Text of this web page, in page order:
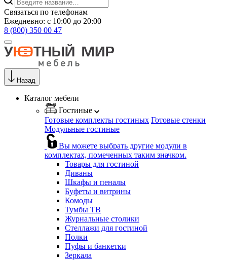
Связаться по телефонам
Ежедневно: с 10:00 до 20:00
8 (800) 350 00 47
Назад
Каталог мебели
Гостиные
Готовые комплекты гостиных Готовые стенки
Модульные гостиные
Вы можете выбрать другие модули в
комплектах, помеченных таким значком.
Товары для гостиной
Диваны
Шкафы и пеналы
Буфеты и витрины
Комоды
Тумбы ТВ
Журнальные столики
Стеллажи для гостиной
Полки
Пуфы и банкетки
Зеркала